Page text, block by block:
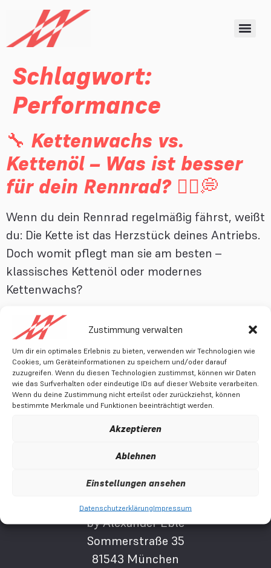
Zustimmung verwalten
Um dir ein optimales Erlebnis zu bieten, verwenden wir Technologien wie
Cookies, um Geräteinformationen zu speichern und/oder darauf
zuzugreifen. Wenn du diesen Technologien zustimmst, können wir Daten
wie das Surfverhalten oder eindeutige IDs auf dieser Website verarbeiten.
Wenn du deine Zustimmung nicht erteilst oder zurückziehst, können
bestimmte Merkmale und Funktionen beeinträchtigt werden.
Akzeptieren
Ablehnen
Einstellungen ansehen
DatenschutzerklärungImpressum
Schlagwort:
Performance
🔧 Kettenwachs vs.
Kettenöl – Was ist besser
für dein Rennrad? 🚴‍♂️💭
Wenn du dein Rennrad regelmäßig fährst, weißt
du: Die Kette ist das Herzstück deines Antriebs.
Doch womit pflegt man sie am besten –
klassisches Kettenöl oder modernes
Kettenwachs?
Beides hat seine Daseinsberechtigung. Hier
kommt der direkte Vergleich.
Cycling is a
gift.
Rennrad Adventskalender
by Alexander Eble
Sommerstraße 35
81543 München